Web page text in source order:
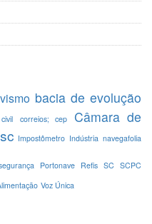
bacia de evolução
correios; cep
Câmara de
Impostômetro Indústria navegafolia
Portonave Refis SC SCPC
Voz Única